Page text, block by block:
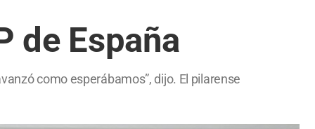
de España
como esperábamos”, dijo. El pilarense